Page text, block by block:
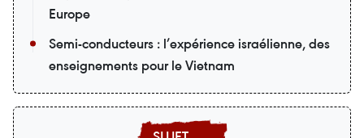
Europe
Semi-conducteurs : l’expérience israélienne, des
enseignements pour le Vietnam